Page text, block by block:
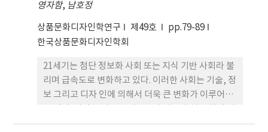
관람했던 사람들이 좋았던 경험들을 사진, 글, 해시태
그로 업로드 하고, 관심 있는 이들을 검색해서 보게 된
다. 앞서 경험한 이들이 행복해 보이는 장면을 보고 직
관 관람객들은 그들 스스로 경험할 것을 찾아내고 실
천하고 확산시킨다. 우리나라 미술관들도 SNS전략
및 그 기저의 예술의 사회·문화·융복합적 가치를
요구된다.
이해와 공감의 폭을 넓힐 수 있도록 한다는 점 그리고
다양하고 흥미로운 결과물이 만들어짐으로써 사람들
에게 만족감을 제공한다는 점 등으로 요약된다. 이러
수 있는 관계, 참여, 과정, 공유의 예술로써의 속성을
내포하고 있다고 할 수 있으며, 때문에 커뮤니티 아트
지향의 공공벽화 제작을 위한 디자인수법으로 유용할
자인과정, 특히 아이디어 스케치 단계에서 주민들의
영자함, 남호정
상품문화디자인학연구 제49호
pp.79-89
한국상품문화디자인학회
21세기는 첨단 정보화 사회 또는 지식 기반 사회라 불
리며 급속도로 변화하고 있다. 이러한 사회는 기술, 정
보 그리고 디자 인에 의해서 더욱 큰 변화가 이루어지
미래사회에서는 보다 적극적 이고 유능한 인재를 요